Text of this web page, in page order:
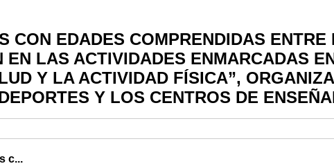
CON EDADES COMPRENDIDAS ENTRE
EN LAS ACTIVIDADES ENMARCADAS
Y LA ACTIVIDAD FÍSICA”,
Y LOS CENTROS DE
c...